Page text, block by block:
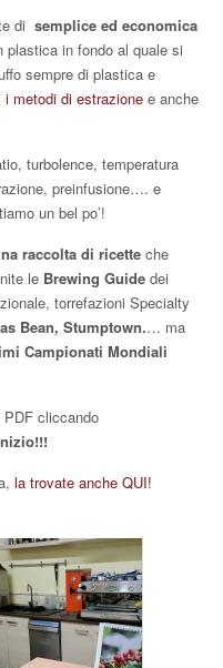
di semplice ed economica
plastica in fondo al quale si
sempre di plastica e
i metodi di estrazione e anche
turbolence, temperatura
preinfusione…. e
un bel po’!
raccolta di ricette che
le Brewing Guide dei
torrefazioni Specialty
Bean, Stumptown.… ma
Campionati Mondiali
cliccando
la trovate anche QUI!